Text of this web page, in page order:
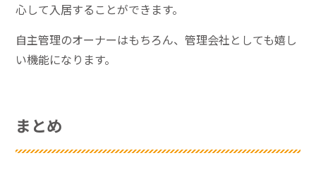
心して入居することができます。
自主管理のオーナーはもちろん、管理会社としても嬉し
い機能になります。
まとめ